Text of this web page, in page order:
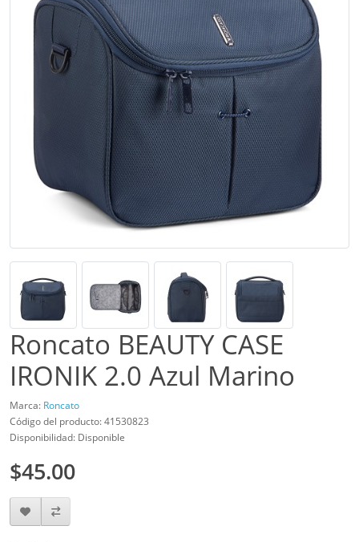
Roncato BEAUTY CASE
IRONIK 2.0 Azul Marino
Marca: Roncato
Código del producto: 41530823
Disponibilidad: Disponible
$45.00